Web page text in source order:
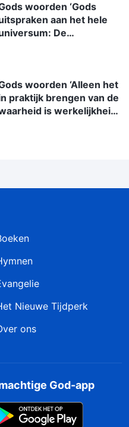
woorden ‘Gods
aan het hele
De
woorden ‘Alleen het
praktijk brengen van de
is werkelijkheid
Nieuwe Tijdperk
ons
God-app